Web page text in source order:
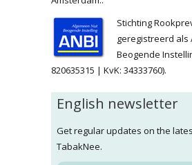
Stichting
geregistreerd als
Beogende
820635315 | KvK: 34333760).
English newsletter
Get regular updates on the
TabakNee.